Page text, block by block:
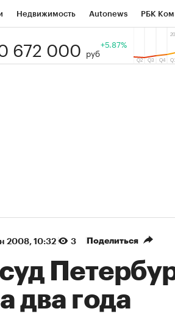
Недвижимость Autonews РБК
Тренды
672 000 руб
+5.87%
2008, 10:32 3 Поделиться
два года